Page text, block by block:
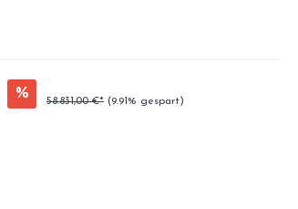
% 58.831,00 €* (9.91% gespart)